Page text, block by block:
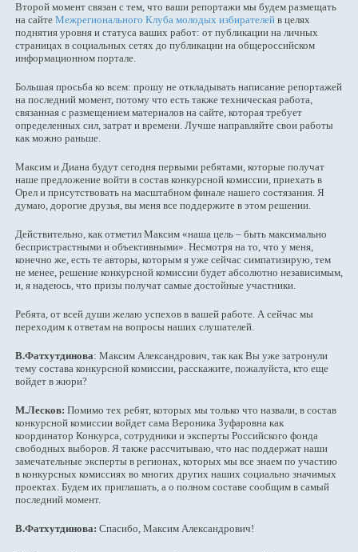
Второй момент связан с тем, что ваши репортажи мы будем размещать
на сайте Межрегионального Клуба молодых избирателей в целях
поднятия уровня и статуса ваших работ: от публикации на личных
страницах в социальных сетях до публикации на общероссийском
информационном портале.
Большая просьба ко всем: прошу не откладывать написание репортажей
на последний момент, потому что есть также техническая работа,
связанная с размещением материалов на сайте, которая требует
определенных сил, затрат и времени. Лучше направляйте свои работы
как можно раньше.
Максим и Диана будут сегодня первыми ребятами, которые получат
наше предложение войти в состав конкурсной комиссии, приехать в
Орел и присутствовать на масштабном финале нашего состязания. Я
думаю, дорогие друзья, вы меня все поддержите в этом решении.
Действительно, как отметил Максим «наша цель – быть максимально
беспристрастными и объективными». Несмотря на то, что у меня,
конечно же, есть те авторы, которым я уже сейчас симпатизирую, тем
не менее, решение конкурсной комиссии будет абсолютно независимым,
и, я надеюсь, что призы получат самые достойные участники.
Ребята, от всей души желаю успехов в вашей работе. А сейчас мы
переходим к ответам на вопросы наших слушателей.
В.Фатхутдинова: Максим Александрович, так как Вы уже затронули
тему состава конкурсной комиссии, расскажите, пожалуйста, кто еще
войдет в жюри?
М.Лесков: Помимо тех ребят, которых мы только что назвали, в состав
конкурсной комиссии войдет сама Вероника Зуфаровна как
координатор Конкурса, сотрудники и эксперты Российского фонда
свободных выборов. Я также рассчитываю, что нас поддержат наши
замечательные эксперты в регионах, которых мы все знаем по участию
в конкурсных комиссиях во многих других наших социально значимых
проектах. Будем их приглашать, а о полном составе сообщим в самый
последний момент.
В.Фатхутдинова: Спасибо, Максим Александрович!